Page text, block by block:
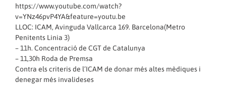
https://www.youtube.com/watch?
v=YNz46pvP4YA&feature=youtu.be
LLOC: ICAM, Avinguda Vallcarca 169. Barcelona(Metro
Penitents Linia 3)
– 11h. Concentració de CGT de Catalunya
– 11,30h Roda de Premsa
Contra els criteris de l’ICAM de donar més altes mèdiques i
denegar més invalideses